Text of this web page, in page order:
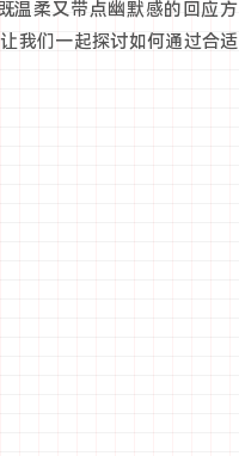
温柔又带点幽默感的回应方
我们一起探讨如何通过合适